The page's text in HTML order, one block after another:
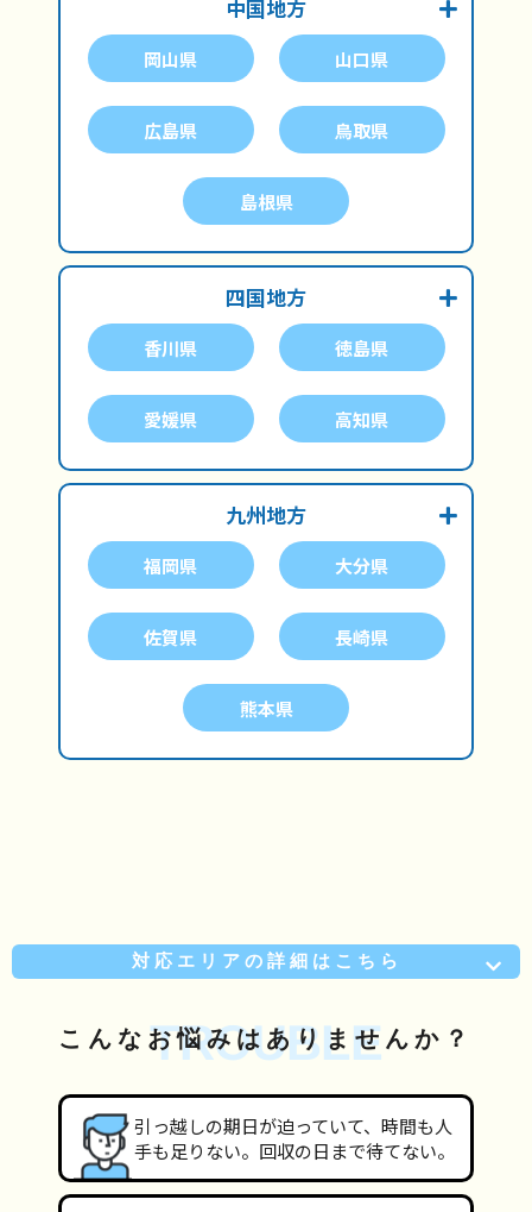
九州地方
福岡県 大分県
佐賀県 長崎県
熊本県
四国地方
香川県 徳島県
愛媛県 高知県
中国地方
岡山県 山口県
広島県 鳥取県
島根県
対応エリアの詳細はこちら
TROUBLE
こんな お悩みはありませんか？
引っ越しの期日が迫っていて、時間も人
手も足りない。回収の日まで待てない。